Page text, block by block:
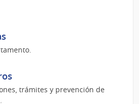
trámites y prevención de